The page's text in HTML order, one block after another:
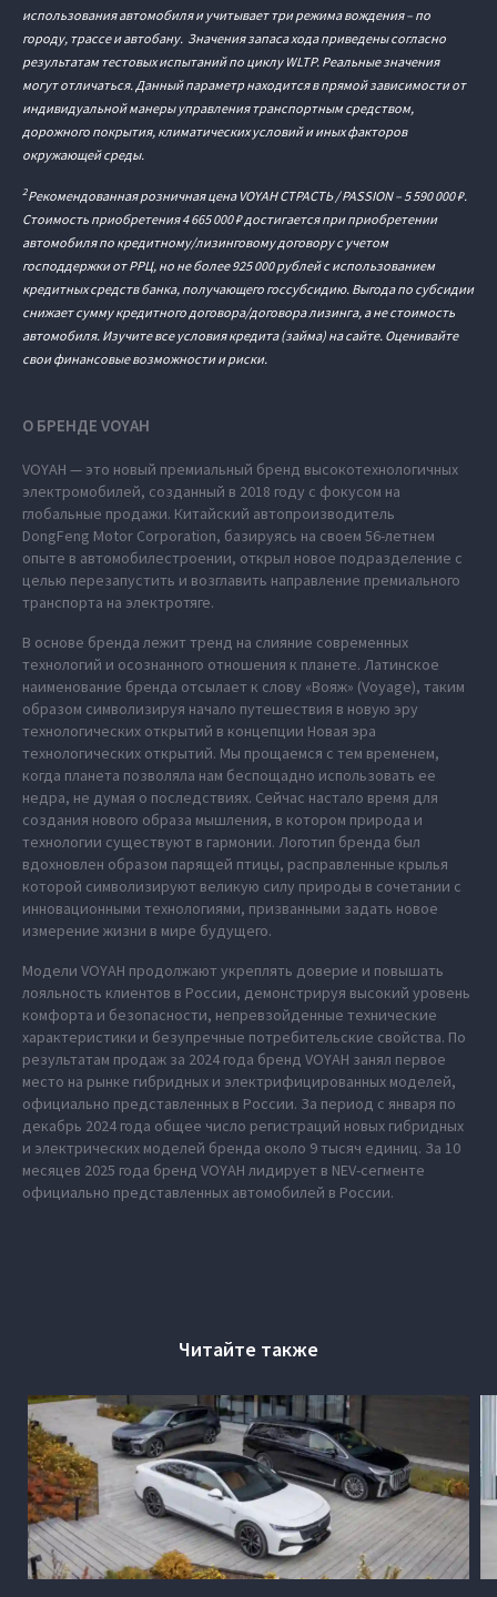
использования автомобиля и учитывает три режима вождения – по
городу, трассе и автобану. Значения запаса хода приведены согласно
результатам тестовых испытаний по циклу WLTP. Реальные значения
могут отличаться. Данный параметр находится в прямой зависимости от
индивидуальной манеры управления транспортным средством,
дорожного покрытия, климатических условий и иных факторов
окружающей среды.
2Рекомендованная розничная цена VOYAH СТРАСТЬ / PASSION – 5 590 000 ₽.
Стоимость приобретения 4 665 000 ₽ достигается при приобретении
автомобиля по кредитному/лизинговому договору с учетом
господдержки от РРЦ, но не более 925 000 рублей с использованием
кредитных средств банка, получающего госсубсидию. Выгода по субсидии
снижает сумму кредитного договора/договора лизинга, а не стоимость
автомобиля. Изучите все условия кредита (займа) на сайте. Оценивайте
свои финансовые возможности и риски.
О БРЕНДЕ VOYAH
VOYAH — это новый премиальный бренд высокотехнологичных
электромобилей, созданный в 2018 году с фокусом на
глобальные продажи. Китайский автопроизводитель
DongFeng Motor Corporation, базируясь на своем 56-летнем
опыте в автомобилестроении, открыл новое подразделение с
целью перезапустить и возглавить направление премиального
транспорта на электротяге.
В основе бренда лежит тренд на слияние современных
технологий и осознанного отношения к планете. Латинское
наименование бренда отсылает к слову «Вояж» (Voyage), таким
образом символизируя начало путешествия в новую эру
технологических открытий в концепции Новая эра
технологических открытий. Мы прощаемся с тем временем,
когда планета позволяла нам беспощадно использовать ее
недра, не думая о последствиях. Сейчас настало время для
создания нового образа мышления, в котором природа и
технологии существуют в гармонии. Логотип бренда был
вдохновлен образом парящей птицы, расправленные крылья
которой символизируют великую силу природы в сочетании с
инновационными технологиями, призванными задать новое
измерение жизни в мире будущего.
Модели VOYAH продолжают укреплять доверие и повышать
лояльность клиентов в России, демонстрируя высокий уровень
комфорта и безопасности, непревзойденные технические
характеристики и безупречные потребительские свойства. По
результатам продаж за 2024 года бренд VOYAH занял первое
место на рынке гибридных и электрифицированных моделей,
официально представленных в России. За период с января по
декабрь 2024 года общее число регистраций новых гибридных
и электрических моделей бренда около 9 тысяч единиц. За 10
месяцев 2025 года бренд VOYAH лидирует в NEV-сегменте
официально представленных автомобилей в России.
Читайте также